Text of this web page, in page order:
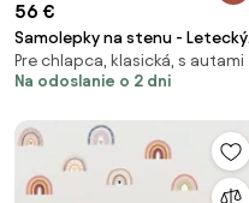
56 €
Samolepky na stenu - Letecký
deň
Pre chlapca, klasická, s autami
Na odoslanie o 2 dni